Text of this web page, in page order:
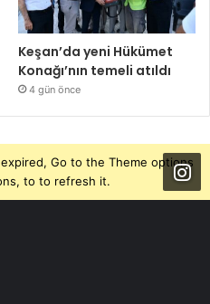
Keşan’da yeni Hükümet
Konağı’nın temeli atıldı
4 gün önce
Go to the Theme options
to to refresh it.